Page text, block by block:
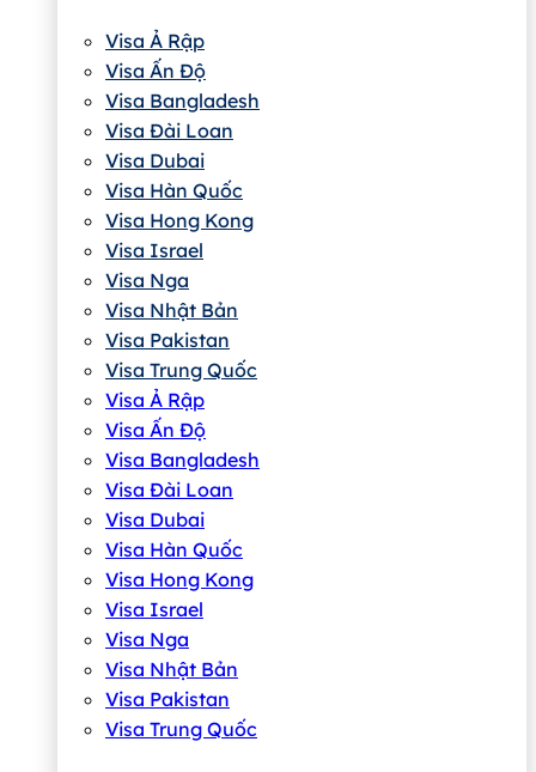
Visa Ả Rập
Visa Ấn Độ
Visa Bangladesh
Visa Đài Loan
Visa Dubai
Visa Hàn Quốc
Visa Hong Kong
Visa Israel
Visa Nga
Visa Nhật Bản
Visa Pakistan
Visa Trung Quốc
Visa Ả Rập
Visa Ấn Độ
Visa Bangladesh
Visa Đài Loan
Visa Dubai
Visa Hàn Quốc
Visa Hong Kong
Visa Israel
Visa Nga
Visa Nhật Bản
Visa Pakistan
Visa Trung Quốc